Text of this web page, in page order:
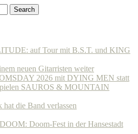
Search
auf Tour mit B.S.T. und KING
neuen Gitarristen weiter
2026 mit DYING MEN statt
SAUROS & MOUNTAIN
hat die Band verlassen
Doom-Fest in der Hansestadt